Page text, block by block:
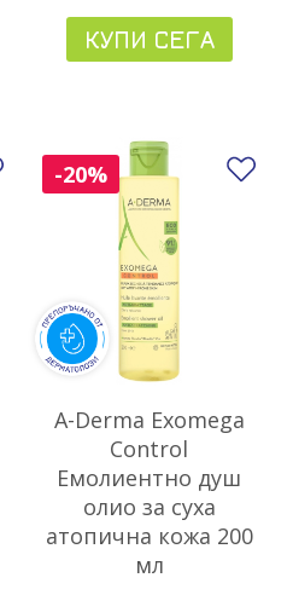
КУПИ СЕГА
Добави в любими
A-Derma Exomega
Control
Емолиентно душ
олио за суха
атопична кожа 200
мл
-20%